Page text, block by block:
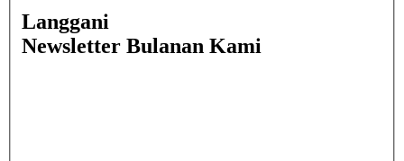
Langgani
Newsletter Bulanan Kami